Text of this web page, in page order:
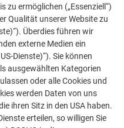
wie vielseitig
Entdecken Sie
mit den langlebigen
Dach, Solar und
zu ermöglichen („Essenziell“)
Qualität unserer Website zu
Überdies führen wir
externe Medien ein
Dienste)“). Sie können
ausgewählten Kategorien
oder alle Cookies und
werden Daten von uns
ihren Sitz in den USA haben.
erteilen, so willigen Sie